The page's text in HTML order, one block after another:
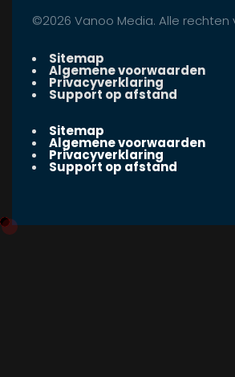
©2026 Vanoo Media. Alle rechten
Sitemap
Algemene voorwaarden
Privacyverklaring
Support op afstand
Sitemap
Algemene voorwaarden
Privacyverklaring
Support op afstand